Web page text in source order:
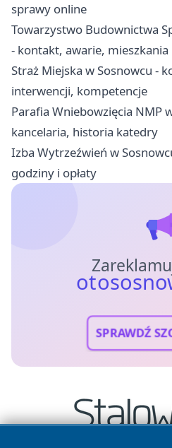
sprawy online
Towarzystwo Budownictwa
- kontakt, awarie, mieszkania
Straż Miejska w Sosnowcu -
interwencji, kompetencje
Parafia Wniebowzięcia NMP
kancelaria, historia katedry
Izba Wytrzeźwień w
godziny i opłaty
SPRAWDŹ